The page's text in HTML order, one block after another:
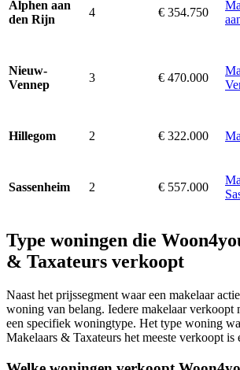
Alphen aan
den Rijn
4 € 354.750
Nieuw-
Vennep
3 € 470.000
Hillegom 2 € 322.000
Sassenheim 2 € 557.000
Type woningen die
& Taxateurs verkoopt
Naast het prijssegment waar een makelaar
woning van belang. Iedere makelaar verkoopt
een specifiek woningtype. Het type woning
Makelaars & Taxateurs het meeste verkoopt is